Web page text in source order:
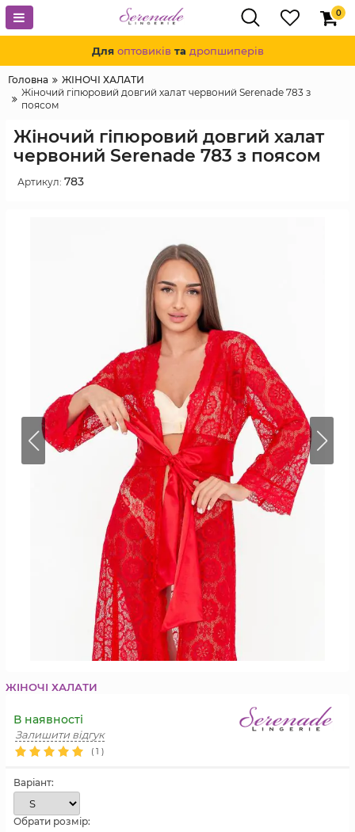
0
Для оптовиків та дропшиперів
Головна
ЖІНОЧІ ХАЛАТИ
Жіночий гіпюровий довгий халат червоний Serenade 783 з
поясом
Жіночий гіпюровий довгий халат
червоний Serenade 783 з поясом
Артикул: 783
ЖІНОЧІ ХАЛАТИ
( 1 )
Залишити відгук
В наявності
Варіант:
Обрати розмір: